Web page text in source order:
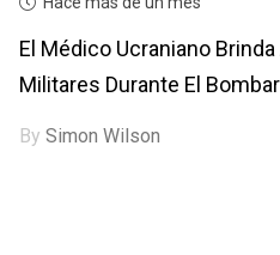
El Médico Ucraniano
Militares Durante El
BySimon Wilson